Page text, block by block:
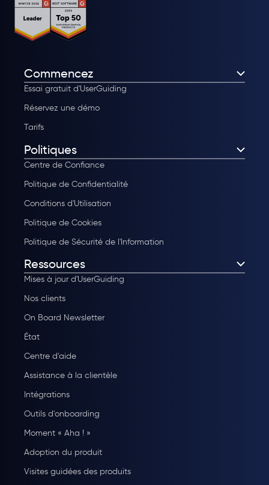
Commencez
Essai gratuit d'UserGuiding
Réservez une démo
Tarifs
Politiques
Centre de Confiance
Politique de Confidentialité
Conditions d'Utilisation
Politique de Cookies
Politique de Sécurité de l'Information
Ressources
Mises à jour d'UserGuiding
Nos clients
On Board Newsletter
État
Centre d'aide
Assistance à la clientèle
Intégrations
Outils d'onboarding
Moment « Aha ! »
Adoption du produit
Visites guidées des produits